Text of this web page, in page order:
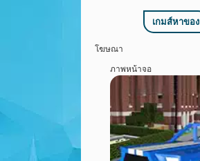
เกมส์หาของ
โฆษณา
ภาพหน้าจอ